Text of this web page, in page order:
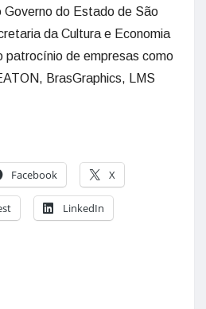
Governo do Estado de São
da Cultura e Economia
patrocínio de empresas como
BrasGraphics, LMS
Facebook X
LinkedIn